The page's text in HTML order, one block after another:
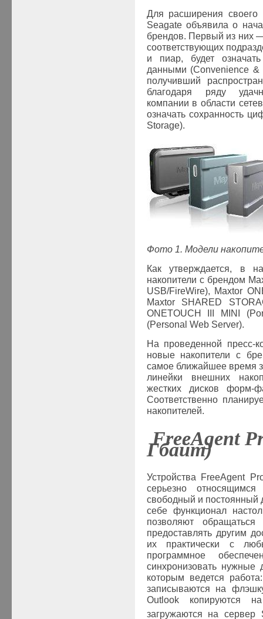
Для расширения своего
Seagateобъявила о
брендов. Первый из них
соответствующих
и пиар, будет
данными (Convenience
получивший
благодаря ряду
компании в области
означать сохранность
Storage).
Фото 1. Модели
Как утверждается, в
накопители с брендом
USB/FireWire), Maxtor
Maxtor
SHARED
ONETOUCH
MINI (
(Personal Web Server).
На проведенной пресс-
новые накопители с
самое ближайшее время
линейки внешних
жестких дисков
Соответственно
накопителей.
FreeAgent
Гбайт)
Устройства FreeAgent
серьезно
свободный и постоянный
себе функционал
позволяют
предоставлять другим
их практически с
программное
синхронизовать
которым ведется
записываются на
Outlook копируются
загружаются на сервер